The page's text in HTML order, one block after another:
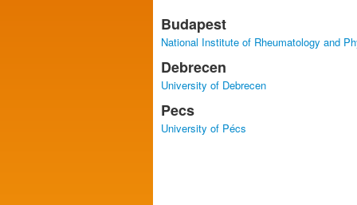
Budapest
National Institute of Rheumatology and
Debrecen
University of Debrecen
Pecs
University of Pécs